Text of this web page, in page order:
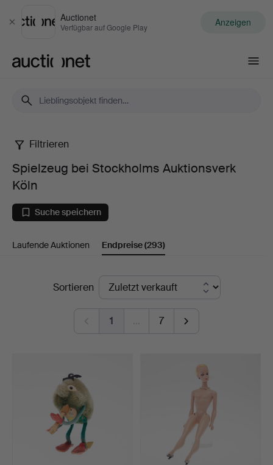
Schließen
Auctionet
Verfügbar auf Google Play Anzeigen
Spielzeug
bei
Stockholms
Auktionsverk
Filtrieren
Spielzeug bei Stockholms Auktionsverk
Köln
Suche speichern
Laufende Auktionen Endpreise(293)
EndpreiseSortieren
1 … 7